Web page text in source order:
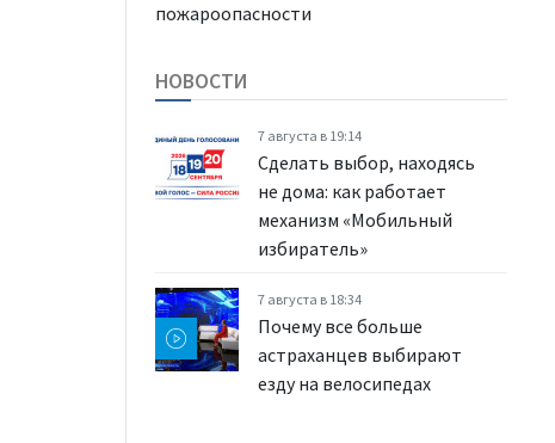
пожароопасности
НОВОСТИ
7 августа в 19:14
Сделать выбор, находясь
не дома: как работает
механизм «Мобильный
избиратель»
7 августа в 18:34
Почему все больше
астраханцев выбирают
езду на велосипедах